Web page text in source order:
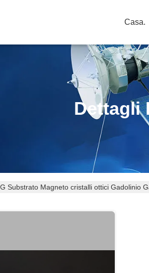
Casa.
Dettagli
Substrato Magneto cristalli ottici Gadolinio